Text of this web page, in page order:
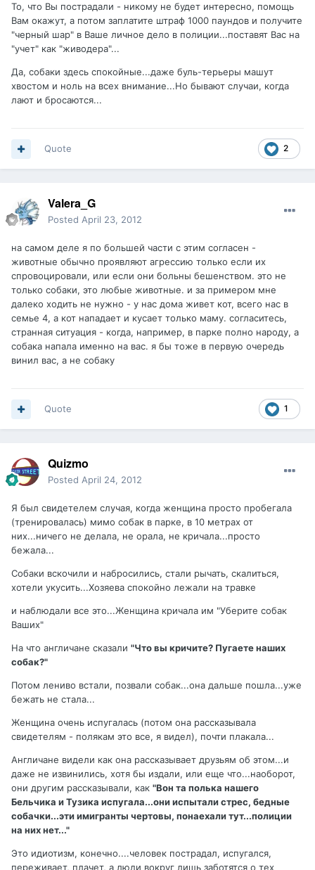
То, что Вы пострадали - никому не будет интересно, помощь
Вам окажут, а потом заплатите штраф 1000 паундов и получите
"черный шар" в Ваше личное дело в полиции...поставят Вас на
"учет" как "живодера"...
Да, собаки здесь спокойные...даже буль-терьеры машут
хвостом и ноль на всех внимание...Но бывают случаи, когда
лают и бросаются...
2
Quote
Valera_G
Posted April 23, 2012
на самом деле я по большей части с этим согласен -
животные обычно проявляют агрессию только если их
спровоцировали, или если они больны бешенством. это не
только собаки, это любые животные. и за примером мне
далеко ходить не нужно - у нас дома живет кот, всего нас в
семье 4, а кот нападает и кусает только маму. согласитесь,
странная ситуация - когда, например, в парке полно народу, а
собака напала именно на вас. я бы тоже в первую очередь
винил вас, а не собаку
1
Quote
Quizmo
Posted April 24, 2012
Я был свидетелем случая, когда женщина просто пробегала
(тренировалась) мимо собак в парке, в 10 метрах от
них...ничего не делала, не орала, не кричала...просто
бежала...
Собаки вскочили и набросились, стали рычать, скалиться,
хотели укусить...Хозяева спокойно лежали на травке
и наблюдали все это...Женщина кричала им "Уберите собак
Ваших"
На что англичане сказали "Что вы кричите? Пугаете наших
собак?"
Потом лениво встали, позвали собак...она дальше пошла...уже
бежать не стала...
Женщина очень испугалась (потом она рассказывала
свидетелям - полякам это все, я видел), почти плакала...
Англичане видели как она рассказывает друзьям об этом...и
даже не извинились, хотя бы издали, или еще что...наоборот,
они другим рассказывали, как "Вон та полька нашего
Бельчика и Тузика испугала...они испытали стрес, бедные
собачки...эти имигранты чертовы, понаехали тут...полиции
на них нет..."
Это идиотизм, конечно....человек пострадал, испугался,
переживает, плачет, а люди вокруг лишь заботятся о тех